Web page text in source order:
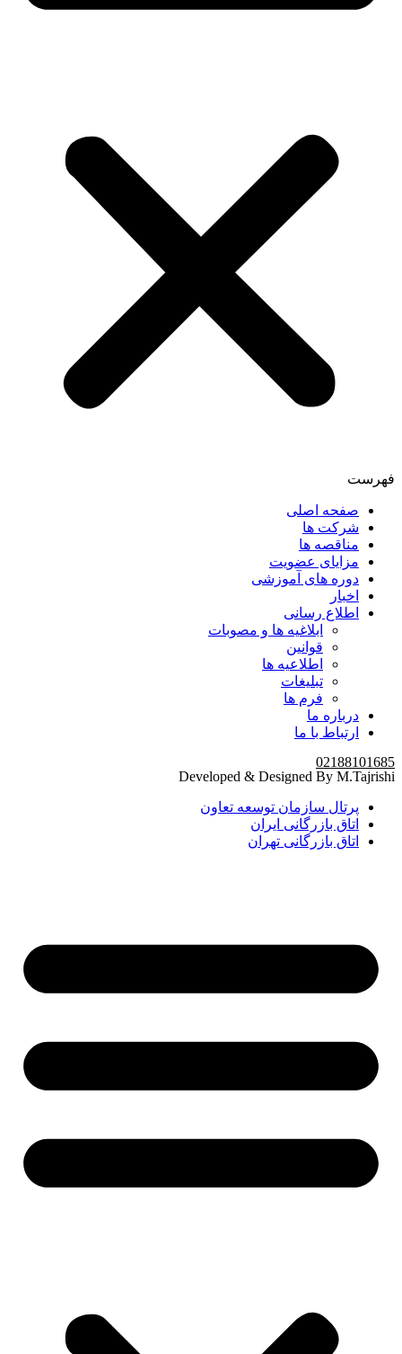
فهرست
صفحه اصلی
شرکت ها
مناقصه ها
مزایای عضویت
دوره های آموزشی
اخبار
اطلاع رسانی
ابلاغیه ها و مصوبات
قوانین
اطلاعیه ها
تبلیغات
فرم ها
درباره ما
ارتباط با ما
02188101685
Developed & Designed By M.Tajrishi
پرتال سازمان توسعه تعاون
اتاق بازرگانی ایران
اتاق بازرگانی تهران